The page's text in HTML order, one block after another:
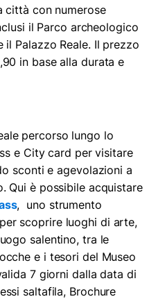
città con numerose
il Parco archeologico
il Palazzo Reale. Il prezzo
in base alla durata e
percorso lungo lo
e City card per visitare
sconti e agevolazioni a
Qui è possibile acquistare
, uno strumento
scoprire luoghi di arte,
salentino, tra le
e i tesori del Museo
7 giorni dalla data di
saltafila, Brochure